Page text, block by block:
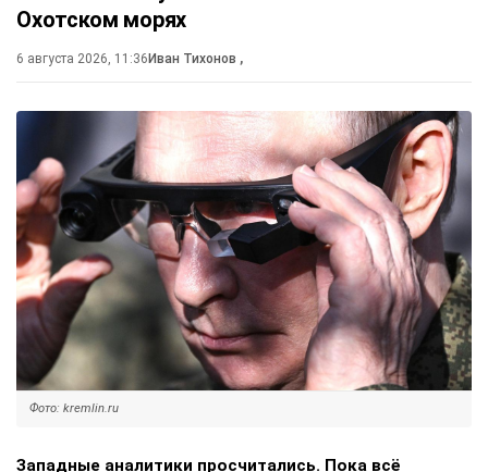
Охотском морях
6 августа 2026, 11:36Иван Тихонов ,
Фото: kremlin.ru
Западные аналитики просчитались. Пока всё